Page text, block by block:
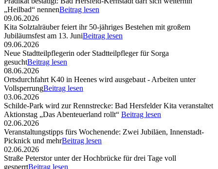
„Heilbad“ nennenBeitrag lesen
09.06.2026
Kita Solztalräuber feiert ihr 50-jähriges Bestehen mit großem
Jubiläumsfest am 13. JuniBeitrag lesen
09.06.2026
Neue Stadtteilpflegerin oder Stadtteilpfleger für Sorga
gesuchtBeitrag lesen
08.06.2026
Ortsdurchfahrt K40 in Heenes wird ausgebaut - Arbeiten unter
VollsperrungBeitrag lesen
03.06.2026
Schilde-Park wird zur Rennstrecke: Bad Hersfelder Kita veranstaltet
Aktionstag „Das Abenteuerland rollt“ Beitrag lesen
02.06.2026
Veranstaltungstipps fürs Wochenende: Zwei Jubiläen, Innenstadt-
Picknick und mehrBeitrag lesen
02.06.2026
Straße Peterstor unter der Hochbrücke für drei Tage voll
gesperrtBeitrag lesen